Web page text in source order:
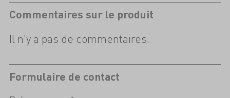
Commentaires sur le produit
Il n'y a pas de commentaires.
Formulaire de contact